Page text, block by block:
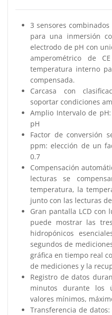
3 sensores
para una inmersión
electrodo de pH con
amperométrico de
temperatura interno
compensada.
Carcasa con
soportar condiciones
Amplio Intervalo de
pH
Factor de conversión
ppm: elección de un
0.7
Compensación
lecturas se
temperatura, la
junto con las lecturas de
Gran pantalla LCD con
puede mostrar las
hidropónicos
segundos de
gráfica en tiempo real
de mediciones y la
Registro de datos
minutos durante los
valores mínimos,
Transferencia de